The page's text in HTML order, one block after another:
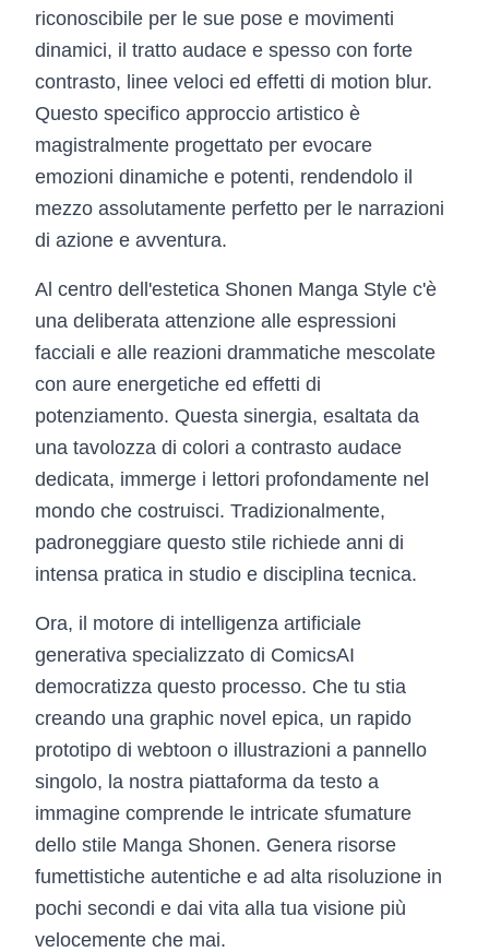
riconoscibile per le sue pose e movimenti
dinamici, il tratto audace e spesso con forte
contrasto, linee veloci ed effetti di motion blur.
Questo specifico approccio artistico è
magistralmente progettato per evocare
emozioni dinamiche e potenti, rendendolo il
mezzo assolutamente perfetto per le narrazioni
di azione e avventura.
Al centro dell'estetica Shonen Manga Style c'è
una deliberata attenzione alle espressioni
facciali e alle reazioni drammatiche mescolate
con aure energetiche ed effetti di
potenziamento. Questa sinergia, esaltata da
una tavolozza di colori a contrasto audace
dedicata, immerge i lettori profondamente nel
mondo che costruisci. Tradizionalmente,
padroneggiare questo stile richiede anni di
intensa pratica in studio e disciplina tecnica.
Ora, il motore di intelligenza artificiale
generativa specializzato di ComicsAI
democratizza questo processo. Che tu stia
creando una graphic novel epica, un rapido
prototipo di webtoon o illustrazioni a pannello
singolo, la nostra piattaforma da testo a
immagine comprende le intricate sfumature
dello stile Manga Shonen. Genera risorse
fumettistiche autentiche e ad alta risoluzione in
pochi secondi e dai vita alla tua visione più
velocemente che mai.